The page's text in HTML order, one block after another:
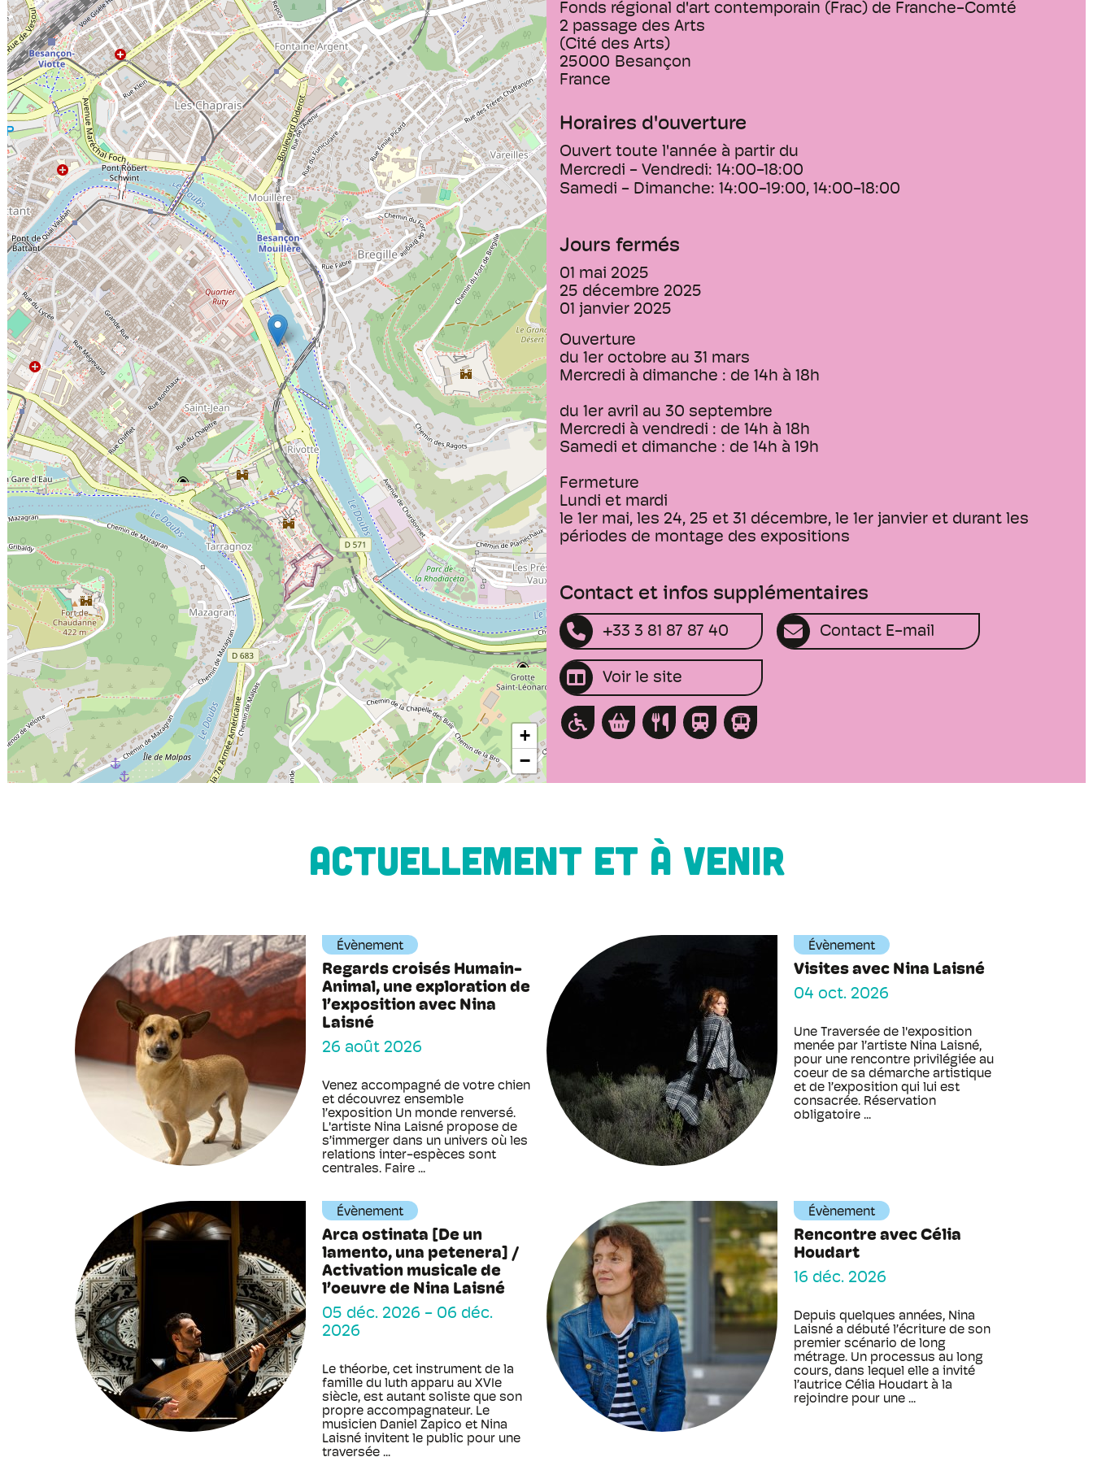
+
−
Fonds régional d'art contemporain (Frac) de Franche-Comté
2 passage des Arts
(Cité des Arts)
25000 Besançon
France
Horaires d'ouverture
Ouvert toute l'année à partir du
Mercredi - Vendredi: 14:00-18:00
Samedi - Dimanche: 14:00-19:00, 14:00-18:00
Jours fermés
01 mai 2025
25 décembre 2025
01 janvier 2025
Ouverture
du 1er octobre au 31 mars
Mercredi à dimanche : de 14h à 18h
du 1er avril au 30 septembre
Mercredi à vendredi : de 14h à 18h
Samedi et dimanche : de 14h à 19h
Fermeture
Lundi et mardi
le 1er mai, les 24, 25 et 31 décembre, le 1er janvier et durant les
périodes de montage des expositions
Contact et infos supplémentaires
+33 3 81 87 87 40 Contact E-mail
Voir le site
ACTUELLEMENT ET À VENIR
Évènement
Regards croisés Humain-
Animal, une exploration de
l’exposition avec Nina
Laisné
26 août 2026
Venez accompagné de votre chien
et découvrez ensemble
l’exposition Un monde renversé.
L'artiste Nina Laisné propose de
s’immerger dans un univers où les
relations inter-espèces sont
centrales. Faire ...
Évènement
Visites avec Nina Laisné
04 oct. 2026
Une Traversée de l'exposition
menée par l’artiste Nina Laisné,
pour une rencontre privilégiée au
coeur de sa démarche artistique
et de l’exposition qui lui est
consacrée. Réservation
obligatoire ...
Évènement
Arca ostinata [De un
lamento, una petenera] /
Activation musicale de
l’oeuvre de Nina Laisné
05 déc. 2026 - 06 déc.
2026
Le théorbe, cet instrument de la
famille du luth apparu au XVIe
siècle, est autant soliste que son
propre accompagnateur. Le
musicien Daniel Zapico et Nina
Laisné invitent le public pour une
traversée ...
Évènement
Rencontre avec Célia
Houdart
16 déc. 2026
Depuis quelques années, Nina
Laisné a débuté l’écriture de son
premier scénario de long
métrage. Un processus au long
cours, dans lequel elle a invité
l’autrice Célia Houdart à la
rejoindre pour une ...